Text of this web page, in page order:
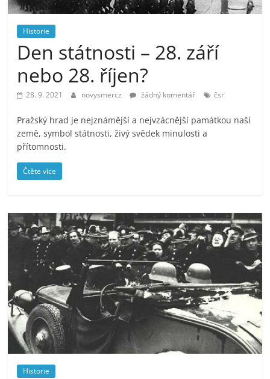
prospívá?
Historie
Den státnosti – 28. září
nebo 28. říjen?
28. 9. 2021 novysmercz žádný komentář čsr
Pražský hrad je nejznámější a nejvzácnější památkou naší
země, symbol státnosti, živý svědek minulosti a
přítomnosti.
Čtěte více
Historie